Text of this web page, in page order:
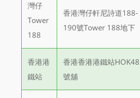
灣仔
Tower
188
香港灣仔軒尼詩道188-
190號Tower 188地下
香港港
鐵站
香港香港港鐵站HOK48
號舖